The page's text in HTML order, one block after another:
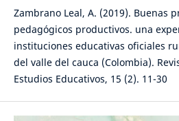
Zambrano Leal, A. (2019). Buenas
pedagógicos productivos. una
instituciones educativas oficiales
del valle del cauca (Colombia).
Estudios Educativos, 15 (2). 11-30